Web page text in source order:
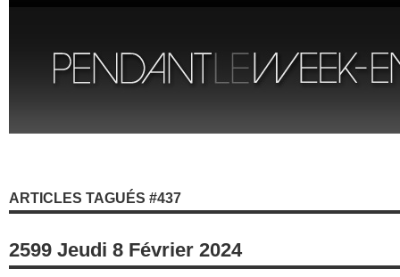
ARTICLES TAGUÉS #437
2599 Jeudi 8 Février 2024